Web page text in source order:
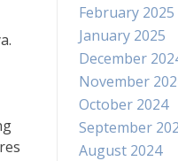
February 2025
January 2025
December
November
October 2024
September
August 2024